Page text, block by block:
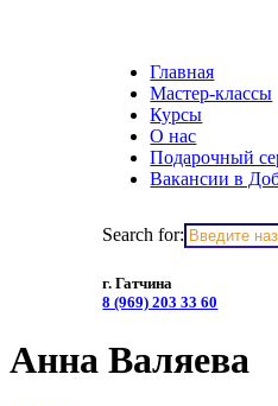
Главная
Мастер-классы
Курсы
О нас
Подарочный
Вакансии в
Search for:
г. Гатчина
8 (969) 203 33 60
Анна Валяева